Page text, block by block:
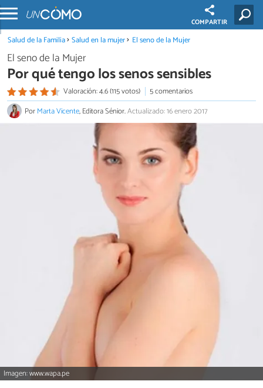
COMPARTIR
Salud de la Familia Salud en la mujer El seno de la Mujer
El seno de la Mujer
Por qué tengo los senos sensibles
Valoración: 4.6 (115 votos)
5 comentarios
PorMarta Vicente, Editora Sénior.Actualizado: 16 enero 2017
Imagen: www.wapa.pe